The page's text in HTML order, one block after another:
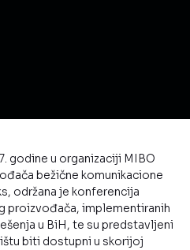
godine u organizaciji MIBO
bežične komunikacione
održana je konferencija
implementiranih
u BiH, te su predstavljeni
biti dostupni u skorijoj